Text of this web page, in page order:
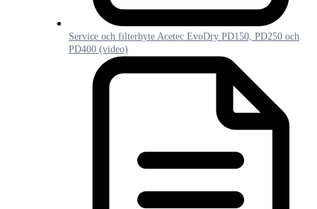
Service och filterbyte Acetec EvoDry PD150, PD250 och
PD400 (video)